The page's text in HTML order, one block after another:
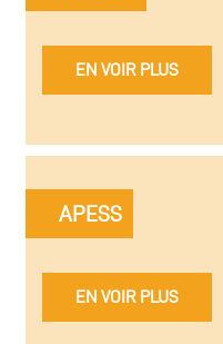
EN VOIR PLUS
APESS
EN VOIR PLUS